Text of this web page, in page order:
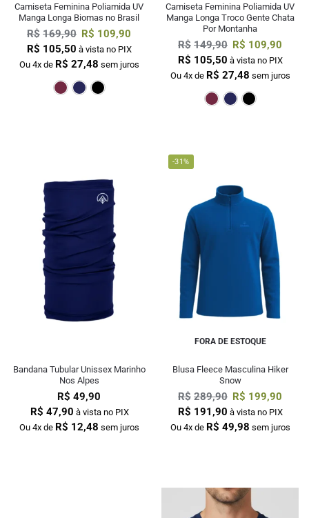
Camiseta Feminina Poliamida UV
Manga Longa Biomas no Brasil
R$ 169,90 R$ 109,90
R$ 105,50 à vista no PIX
Ou 4x de R$ 27,48 sem juros
Camiseta Feminina Poliamida UV
Manga Longa Troco Gente Chata
Por Montanha
R$ 149,90 R$ 109,90
R$ 105,50 à vista no PIX
Ou 4x de R$ 27,48 sem juros
Bandana Tubular Unissex Marinho
Nos Alpes
R$ 49,90
R$ 47,90 à vista no PIX
Ou 4x de R$ 12,48 sem juros
-31%
FORA DE ESTOQUE
Blusa Fleece Masculina Hiker
Snow
R$ 289,90 R$ 199,90
R$ 191,90 à vista no PIX
Ou 4x de R$ 49,98 sem juros